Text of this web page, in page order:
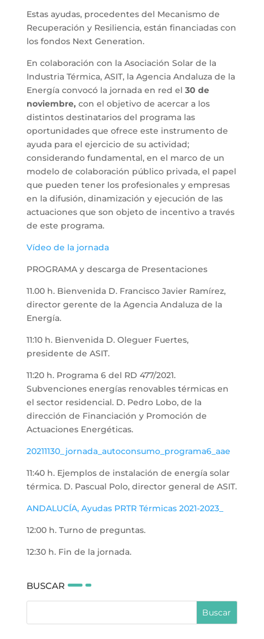
Estas ayudas, procedentes del Mecanismo de
Recuperación y Resiliencia, están financiadas con
los fondos Next Generation.
En colaboración con la Asociación Solar de la
Industria Térmica, ASIT, la Agencia Andaluza de la
Energía convocó la jornada en red el 30 de
noviembre, con el objetivo de acercar a los
distintos destinatarios del programa las
oportunidades que ofrece este instrumento de
ayuda para el ejercicio de su actividad;
considerando fundamental, en el marco de un
modelo de colaboración público privada, el papel
que pueden tener los profesionales y empresas
en la difusión, dinamización y ejecución de las
actuaciones que son objeto de incentivo a través
de este programa.
Vídeo de la jornada
PROGRAMA y descarga de Presentaciones
11.00 h. Bienvenida D. Francisco Javier Ramírez,
director gerente de la Agencia Andaluza de la
Energía.
11:10 h. Bienvenida D. Oleguer Fuertes,
presidente de ASIT.
11:20 h. Programa 6 del RD 477/2021.
Subvenciones energías renovables térmicas en
el sector residencial. D. Pedro Lobo, de la
dirección de Financiación y Promoción de
Actuaciones Energéticas.
20211130_jornada_autoconsumo_programa6_aae
11:40 h. Ejemplos de instalación de energía solar
térmica. D. Pascual Polo, director general de ASIT.
ANDALUCÍA, Ayudas PRTR Térmicas 2021-2023_
12:00 h. Turno de preguntas.
12:30 h. Fin de la jornada.
BUSCAR